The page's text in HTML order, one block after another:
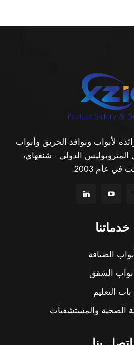
لأبواب ونوافذ الحريق وأبواب
الدولي - شنغهاي،
عام 2003.
خدماتنا
الضيافة
الشقق
باب التعليم
الصحية والمستشفيات